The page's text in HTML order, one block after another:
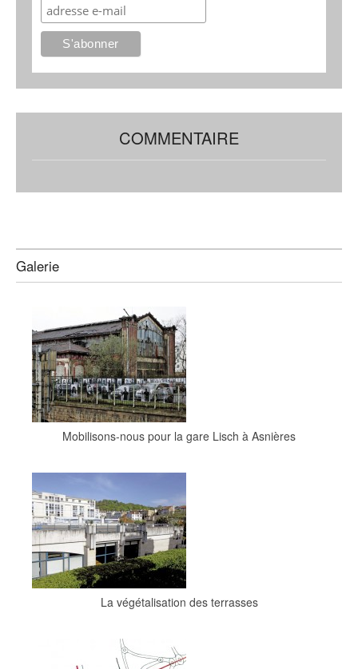
COMMENTAIRE
Galerie
Mobilisons-nous pour la gare Lisch à Asnières
La végétalisation des terrasses